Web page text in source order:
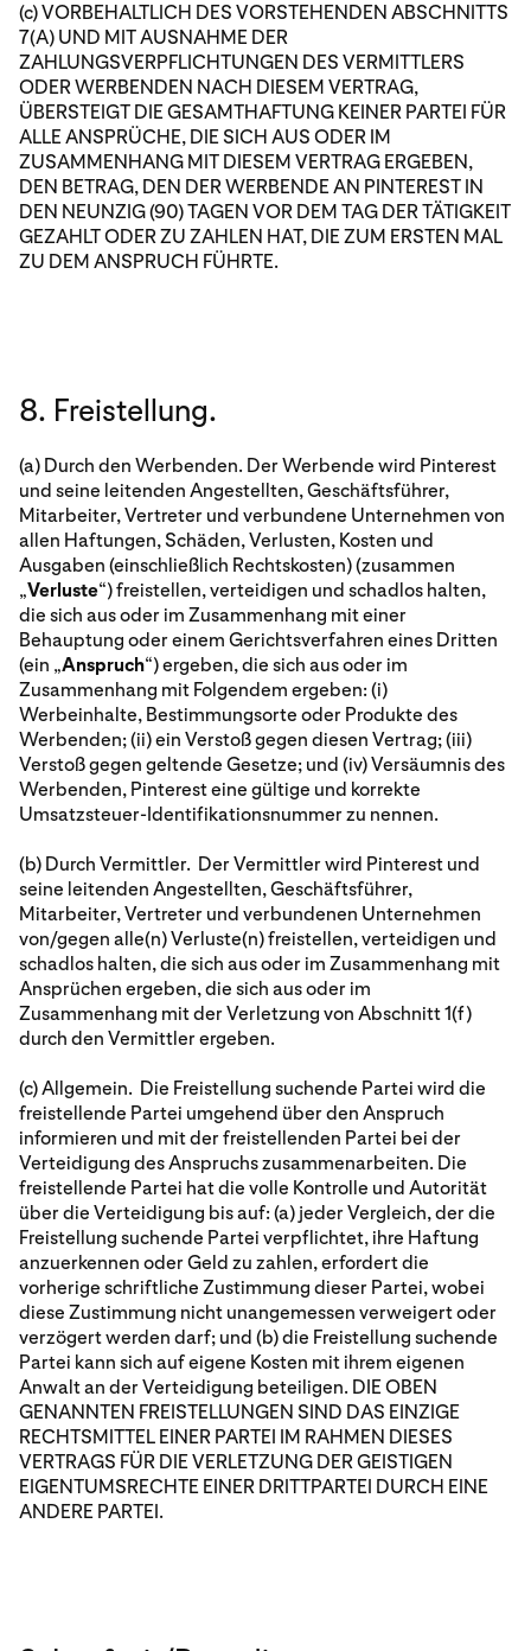
(c) VORBEHALTLICH DES VORSTEHENDEN ABSCHNITTS
7(A) UND MIT AUSNAHME DER
ZAHLUNGSVERPFLICHTUNGEN DES VERMITTLERS
ODER WERBENDEN NACH DIESEM VERTRAG,
ÜBERSTEIGT DIE GESAMTHAFTUNG KEINER PARTEI FÜR
ALLE ANSPRÜCHE, DIE SICH AUS ODER IM
ZUSAMMENHANG MIT DIESEM VERTRAG ERGEBEN,
DEN BETRAG, DEN DER WERBENDE AN PINTEREST IN
DEN NEUNZIG (90) TAGEN VOR DEM TAG DER TÄTIGKEIT
GEZAHLT ODER ZU ZAHLEN HAT, DIE ZUM ERSTEN MAL
ZU DEM ANSPRUCH FÜHRTE.
8. Freistellung.
(a) Durch den Werbenden. Der Werbende wird Pinterest
und seine leitenden Angestellten, Geschäftsführer,
Mitarbeiter, Vertreter und verbundene Unternehmen von
allen Haftungen, Schäden, Verlusten, Kosten und
Ausgaben (einschließlich Rechtskosten) (zusammen
„Verluste“) freistellen, verteidigen und schadlos halten,
die sich aus oder im Zusammenhang mit einer
Behauptung oder einem Gerichtsverfahren eines Dritten
(ein „Anspruch“) ergeben, die sich aus oder im
Zusammenhang mit Folgendem ergeben: (i)
Werbeinhalte, Bestimmungsorte oder Produkte des
Werbenden; (ii) ein Verstoß gegen diesen Vertrag; (iii)
Verstoß gegen geltende Gesetze; und (iv) Versäumnis des
Werbenden, Pinterest eine gültige und korrekte
Umsatzsteuer-Identifikationsnummer zu nennen.
(b) Durch Vermittler. Der Vermittler wird Pinterest und
seine leitenden Angestellten, Geschäftsführer,
Mitarbeiter, Vertreter und verbundenen Unternehmen
von/gegen alle(n) Verluste(n) freistellen, verteidigen und
schadlos halten, die sich aus oder im Zusammenhang mit
Ansprüchen ergeben, die sich aus oder im
Zusammenhang mit der Verletzung von Abschnitt 1(f)
durch den Vermittler ergeben.
(c) Allgemein. Die Freistellung suchende Partei wird die
freistellende Partei umgehend über den Anspruch
informieren und mit der freistellenden Partei bei der
Verteidigung des Anspruchs zusammenarbeiten. Die
freistellende Partei hat die volle Kontrolle und Autorität
über die Verteidigung bis auf: (a) jeder Vergleich, der die
Freistellung suchende Partei verpflichtet, ihre Haftung
anzuerkennen oder Geld zu zahlen, erfordert die
vorherige schriftliche Zustimmung dieser Partei, wobei
diese Zustimmung nicht unangemessen verweigert oder
verzögert werden darf; und (b) die Freistellung suchende
Partei kann sich auf eigene Kosten mit ihrem eigenen
Anwalt an der Verteidigung beteiligen. DIE OBEN
GENANNTEN FREISTELLUNGEN SIND DAS EINZIGE
RECHTSMITTEL EINER PARTEI IM RAHMEN DIESES
VERTRAGS FÜR DIE VERLETZUNG DER GEISTIGEN
EIGENTUMSRECHTE EINER DRITTPARTEI DURCH EINE
ANDERE PARTEI.